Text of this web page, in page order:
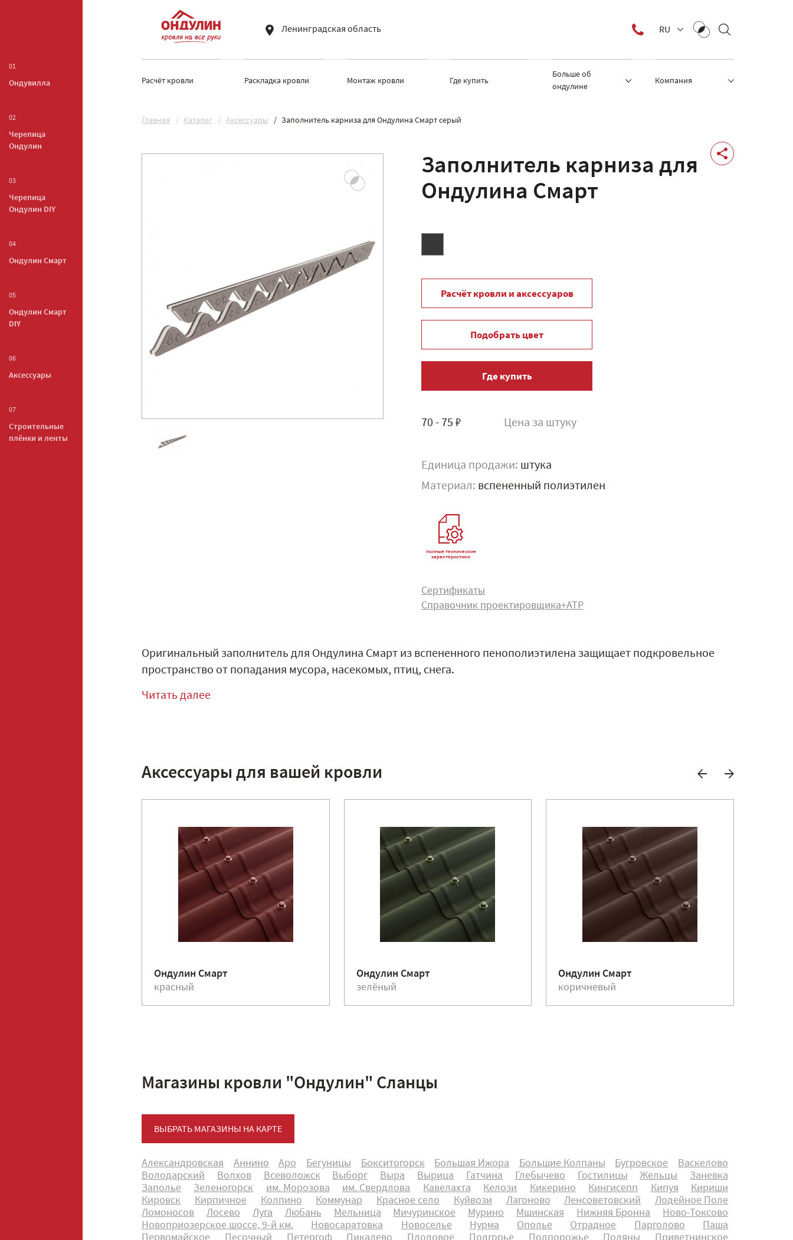
01
Ондувилла
02
Черепица
Ондулин
03
Черепица
Ондулин DIY
04
Ондулин Смарт
05
Ондулин Смарт
DIY
06
Аксессуары
07
Строительные
плёнки и ленты
Ленинградская область RU
Расчёт кровли Раскладка кровли Монтаж кровли Где купить
Больше об
ондулине
Компания
Главная Каталог Аксессуары Заполнитель карниза для Ондулина Смарт серый
Заполнитель карниза для
Ондулина Смарт
Расчёт кровли и аксессуаров
Подобрать цвет
Где купить
70 - 75 ₽ Цена за штуку
Единица продажи: штука
Материал: вспененный полиэтилен
полные технические
характеристики
Сертификаты
Справочник проектировщика+АТР
Оригинальный заполнитель для Ондулина Смарт из вспененного пенополиэтилена защищает подкровельное
пространство от попадания мусора, насекомых, птиц, снега.
Читать далее
Аксессуары для вашей кровли
Ондулин Смарт
красный
Ондулин Смарт
зелёный
Ондулин Смарт
коричневый
Магазины кровли "Ондулин" Сланцы
ВЫБРАТЬ МАГАЗИНЫ НА КАРТЕ
Александровская Аннино Аро Бегуницы Бокситогорск Большая Ижора Большие Колпаны Бугровское
Васкелово
Володарский
Волхов Всеволожск Выборг Выра Вырица Гатчина Глебычево Гостилицы Жельцы
Заневка
Заполье
Зеленогорск им. Морозова им. Свердлова Кавелахта Келози Кикерино Кингисепп Кипуя
Кириши
Кировск
Кирпичное Колпино Коммунар Красное село Куйвози Лагоново Ленсоветовский
Лодейное Поле
Ломоносов
Лосево Луга Любань Мельница Мичуринское Мурино Мшинская Нижняя Бронна
Ново-Токсово
Новоприозерское шоссе, 9-й км.
Новосаратовка Новоселье Нурма Ополье Отрадное Парголово
Паша